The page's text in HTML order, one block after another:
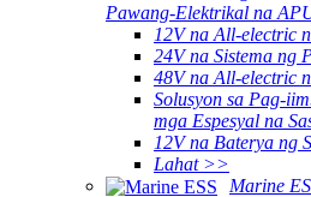
Pawang-Elektrikal na
12V na All-electric
24V na Sistema ng
48V na All-electric
Solusyon sa Pag-
mga Espesyal na
12V na Baterya ng
Lahat >>
Marine